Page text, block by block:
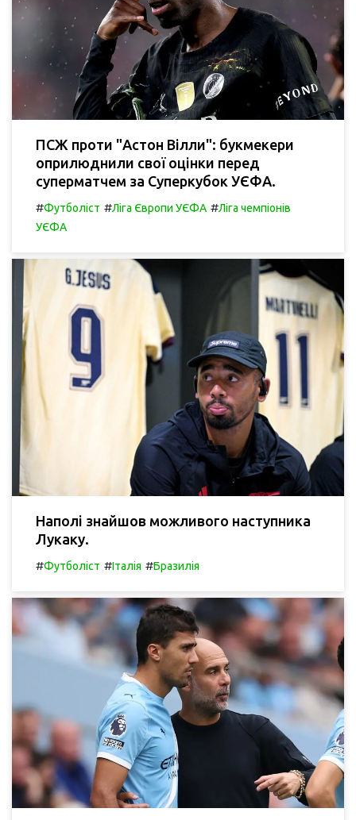
ПСЖ проти "Астон Вілли": букмекери
оприлюднили свої оцінки перед
суперматчем за Суперкубок УЄФА.
#Футболіст #Ліга Європи УЄФА #Ліга чемпіонів
УЄФА
Наполі знайшов можливого наступника
Лукаку.
#Футболіст #Італія #Бразилія